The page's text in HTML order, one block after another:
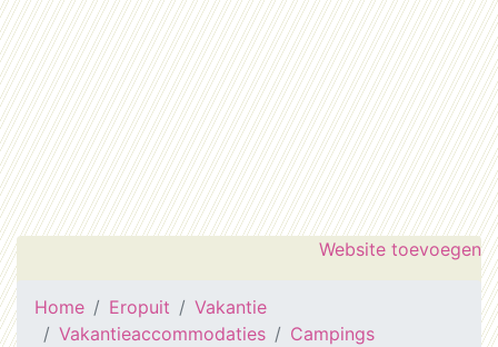
Website toevoegen
Home Eropuit
Vakantie
Vakantieaccommodaties
Campings